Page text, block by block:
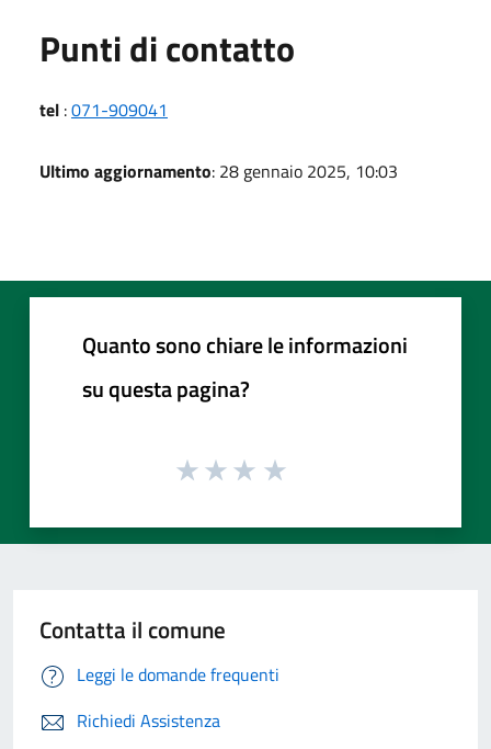
Punti di contatto
tel :071-909041
Ultimo aggiornamento: 28 gennaio 2025, 10:03
Quanto sono chiare le informazioni
su questa pagina?
Contatta il comune
Leggi le domande frequenti
Richiedi Assistenza